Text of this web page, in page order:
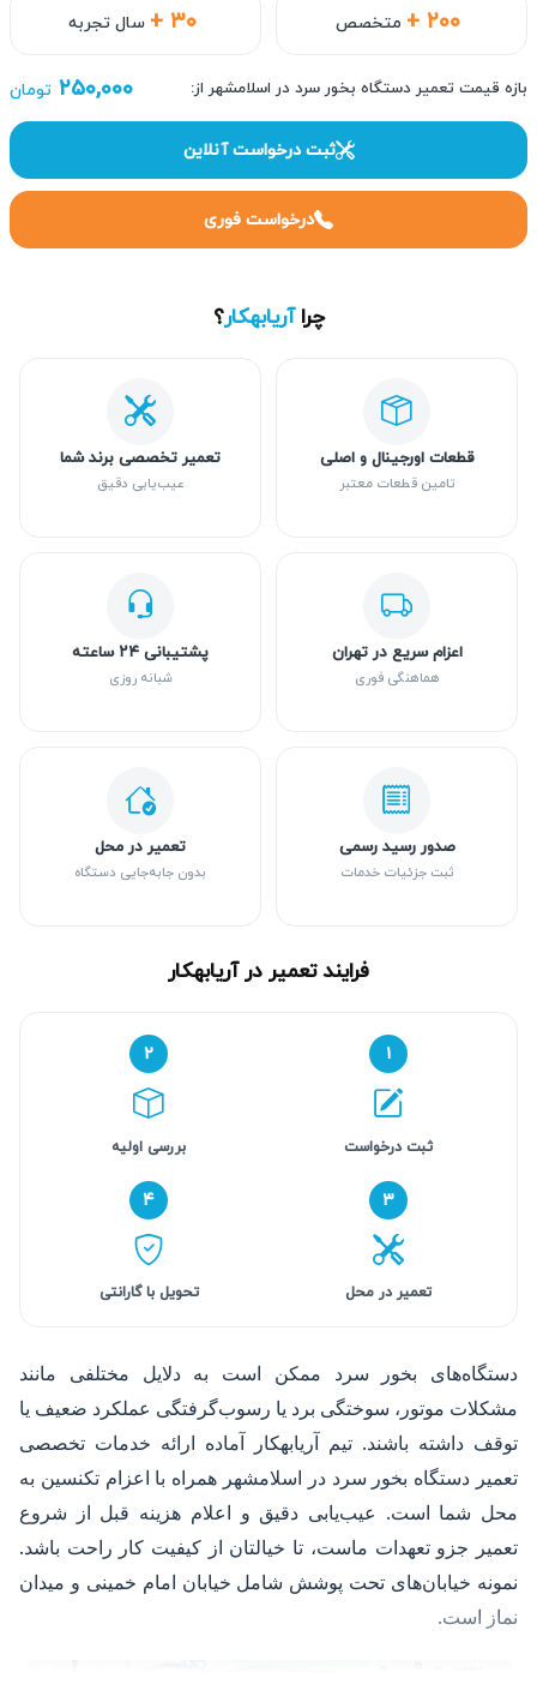
+ ۲۰۰ متخصص + ۳۰ سال تجربه
بازه قیمت تعمیر دستگاه بخور سرد در اسلامشهر از: ۲۵۰,۰۰۰ تومان
ثبت درخواست آنلاین
درخواست فوری
چراآریابهکار؟
قطعات اورجینال و اصلی
تامین قطعات معتبر
تعمیر تخصصی برند شما
عیب‌یابی دقیق
اعزام سریع در تهران
هماهنگی فوری
پشتیبانی ۲۴ ساعته
شبانه روزی
صدور رسید رسمی
ثبت جزئیات خدمات
تعمیر در محل
بدون جابه‌جایی دستگاه
فرایند تعمیر در آریابهکار
۱
ثبت درخواست
۲
بررسی اولیه
۳
تعمیر در محل
۴
تحویل با گارانتی
دستگاه‌های بخور سرد ممکن است به دلایل مختلفی مانند
مشکلات موتور، سوختگی برد یا رسوب‌گرفتگی عملکرد ضعیف یا
توقف داشته باشند. تیم آریابهکار آماده ارائه خدمات تخصصی
تعمیر دستگاه بخور سرد در اسلامشهر همراه با اعزام تکنسین به
محل شما است. عیب‌یابی دقیق و اعلام هزینه قبل از شروع
تعمیر جزو تعهدات ماست، تا خیالتان از کیفیت کار راحت باشد.
نمونه خیابان‌های تحت پوشش شامل خیابان امام خمینی و میدان
نماز است.